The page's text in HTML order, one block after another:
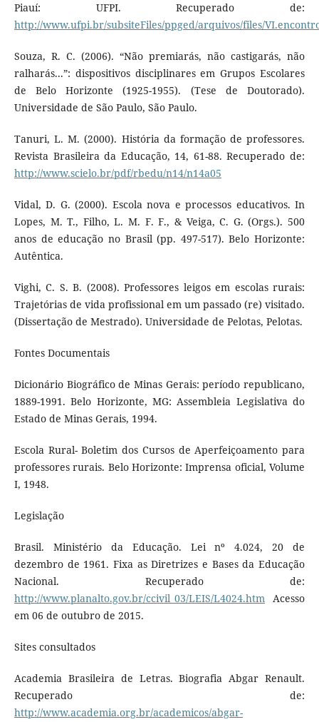
Piauí: UFPI. Recuperado de:
http://www.ufpi.br/subsiteFiles/ppged/arquivos/files/
Souza, R. C. (2006). “Não premiarás, não castigarás, não
ralharás...”: dispositivos disciplinares em Grupos Escolares
de Belo Horizonte (1925-1955). (Tese de Doutorado).
Universidade de São Paulo, São Paulo.
Tanuri, L. M. (2000). História da formação de professores.
Revista Brasileira da Educação, 14, 61-88. Recuperado de:
http://www.scielo.br/pdf/rbedu/n14/n14a05
Vidal, D. G. (2000). Escola nova e processos educativos. In
Lopes, M. T., Filho, L. M. F. F., & Veiga, C. G. (Orgs.). 500
anos de educação no Brasil (pp. 497-517). Belo Horizonte:
Autêntica.
Vighi, C. S. B. (2008). Professores leigos em escolas rurais:
Trajetórias de vida profissional em um passado (re) visitado.
(Dissertação de Mestrado). Universidade de Pelotas, Pelotas.
Fontes Documentais
Dicionário Biográfico de Minas Gerais: período republicano,
1889-1991. Belo Horizonte, MG: Assembleia Legislativa do
Estado de Minas Gerais, 1994.
Escola Rural- Boletim dos Cursos de Aperfeiçoamento para
professores rurais. Belo Horizonte: Imprensa oficial, Volume
I, 1948.
Legislação
Brasil. Ministério da Educação. Lei nº 4.024, 20 de
dezembro de 1961. Fixa as Diretrizes e Bases da Educação
Nacional. Recuperado de:
http://www.planalto.gov.br/ccivil_03/LEIS/L4024.htmAcesso
em 06 de outubro de 2015.
Sites consultados
Academia Brasileira de Letras. Biografia Abgar Renault.
Recuperado de:
http://www.academia.org.br/academicos/abgar-